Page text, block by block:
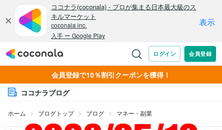
会員登録で10％割引クーポンを獲得！
ココナラブログ
ホーム ブログトップ ブログ マネー・副業